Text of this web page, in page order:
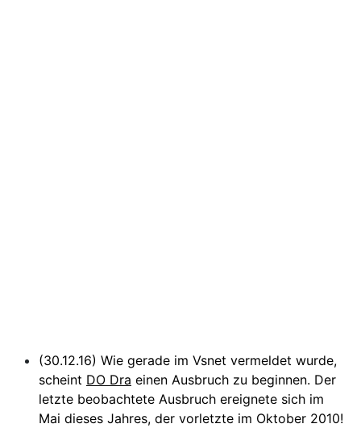
(30.12.16) Wie gerade im Vsnet vermeldet wurde,
scheint DO Dra einen Ausbruch zu beginnen. Der
letzte beobachtete Ausbruch ereignete sich im
Mai dieses Jahres, der vorletzte im Oktober 2010!